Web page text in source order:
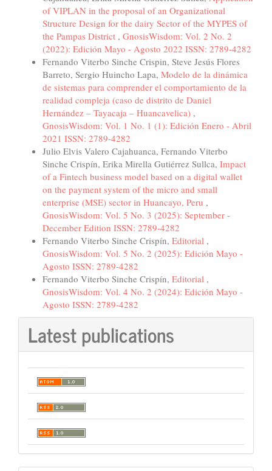
of VIPLAN in the proposal of an Organizational
Structure Design for the dairy Sector of the MYPES of
the Pampas District , GnosisWisdom: Vol. 2 No. 2
(2022): Edición Mayo - Agosto 2022 ISSN: 2789-4282
Fernando Viterbo Sinche Crispin, Steve Jesús Flores
Barreto, Sergio Huincho Lapa, Modelo de la dinámica
de sistemas para comprender el comportamiento de la
realidad compleja (caso de distrito de Daniel
Hernández – Tayacaja – Huancavelica) ,
GnosisWisdom: Vol. 1 No. 1 (1): Edición Enero - Abril
2021 ISSN: 2789-4282
Julio Elvis Valero Cajahuanca, Fernando Viterbo
Sinche Crispín, Erika Mirella Gutiérrez Sullca, Impact
of a Fintech business model based on a digital wallet
on the payment system of the micro and small
enterprise (MSE) sector in Huancayo, Peru ,
GnosisWisdom: Vol. 5 No. 3 (2025): September -
December Edition ISSN: 2789-4282
Fernando Viterbo Sinche Crispín, Editorial ,
GnosisWisdom: Vol. 5 No. 2 (2025): Edición Mayo -
Agosto ISSN: 2789-4282
Fernando Viterbo Sinche Crispín, Editorial ,
GnosisWisdom: Vol. 4 No. 2 (2024): Edición Mayo -
Agosto ISSN: 2789-4282
Latest publications